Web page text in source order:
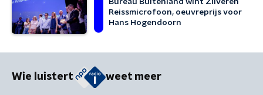
Bureau Buitenland wint Zilveren
Reissmicrofoon, oeuvreprijs voor
Hans Hogendoorn
Wie luistert weet meer